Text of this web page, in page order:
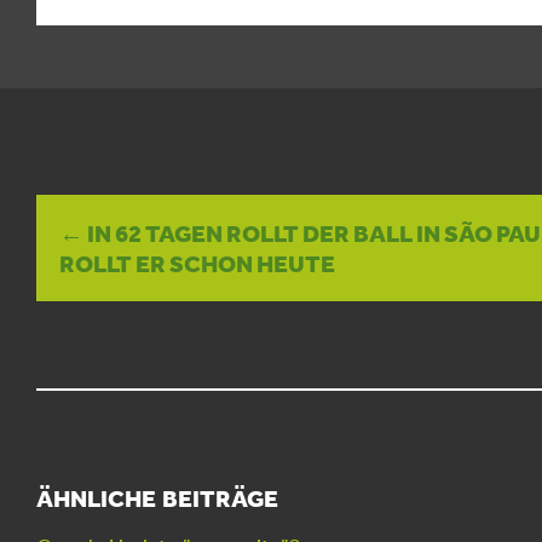
← IN 62 TAGEN ROLLT DER BALL IN SÃO
ROLLT ER SCHON HEUTE
ÄHNLICHE BEITRÄGE